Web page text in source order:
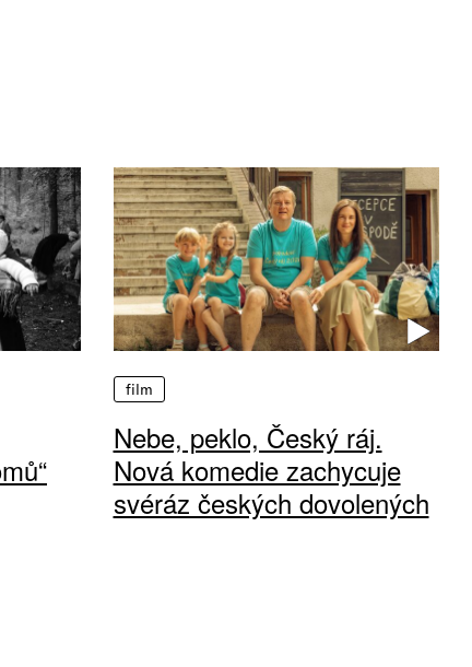
film
Nebe, peklo, Český ráj.
Nová komedie zachycuje
svéráz českých dovolených